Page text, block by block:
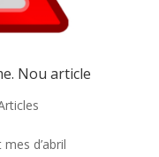
Nou article
d’abril